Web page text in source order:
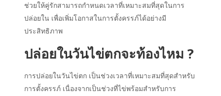
ช่วยให้คู่รักสามารถกำหนดเวลาที่เหมาะสมที่สุดในการ
ปล่อยใน เพื่อเพิ่มโอกาสในการตั้งครรภ์ได้อย่างมี
ประสิทธิภาพ
ปล่อยในวันไข่ตกจะท้องไหม ?
การปล่อยในวันไข่ตก เป็นช่วงเวลาที่เหมาะสมที่สุดสำหรับ
การตั้งครรภ์ เนื่องจากเป็นช่วงที่ไข่พร้อมสำหรับการ